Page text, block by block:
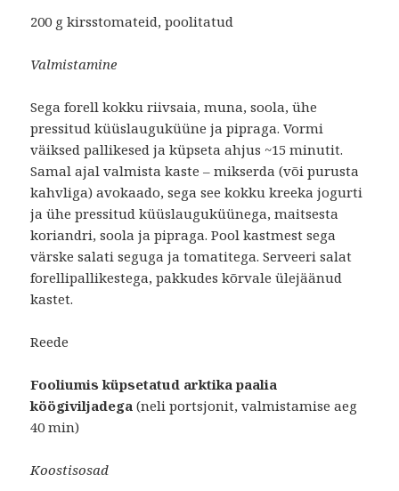
200 g kirsstomateid, poolitatud
Valmistamine
Sega forell kokku riivsaia, muna, soola, ühe
pressitud küüslauguküüne ja pipraga. Vormi
väiksed pallikesed ja küpseta ahjus ~15 minutit.
Samal ajal valmista kaste – mikserda (või purusta
kahvliga) avokaado, sega see kokku kreeka jogurti
ja ühe pressitud küüslauguküünega, maitsesta
koriandri, soola ja pipraga. Pool kastmest sega
värske salati seguga ja tomatitega. Serveeri salat
forellipallikestega, pakkudes kõrvale ülejäänud
kastet.
Reede
Fooliumis küpsetatud arktika paalia
köögiviljadega(neli portsjonit, valmistamise aeg
40 min)
Koostisosad